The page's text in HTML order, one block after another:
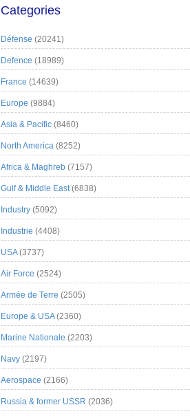
Categories
Défense (20241)
Defence (18989)
France (14639)
Europe (9884)
Asia & Pacific (8460)
North America (8252)
Africa & Maghreb (7157)
Gulf & Middle East(6838)
Industry (5092)
Industrie (4408)
USA(3737)
Air Force (2524)
Armée de Terre (2505)
Europe & USA(2360)
Marine Nationale (2203)
Navy (2197)
Aerospace (2166)
Russia & former USSR (2036)